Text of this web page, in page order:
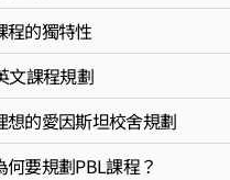
程的獨特性
文課程規劃
想的愛因斯坦校舍規劃
何要規劃PBL課程？